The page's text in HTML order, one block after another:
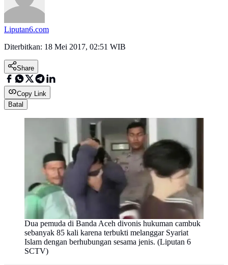
Liputan6.com
Diterbitkan: 18 Mei 2017, 02:51 WIB
Share
Copy Link
Batal
Dua pemuda di Banda Aceh divonis hukuman cambuk
sebanyak 85 kali karena terbukti melanggar Syariat
Islam dengan berhubungan sesama jenis. (Liputan 6
SCTV)